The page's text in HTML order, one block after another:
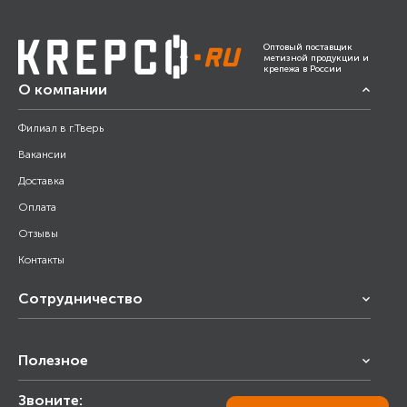
Оптовый поставщик
метизной продукции и
крепежа в России
О компании
Филиал в г.Тверь
Вакансии
Доставка
Оплата
Отзывы
Контакты
Сотрудничество
Снабжение строительства
Полезное
Калькулятор
Звоните: